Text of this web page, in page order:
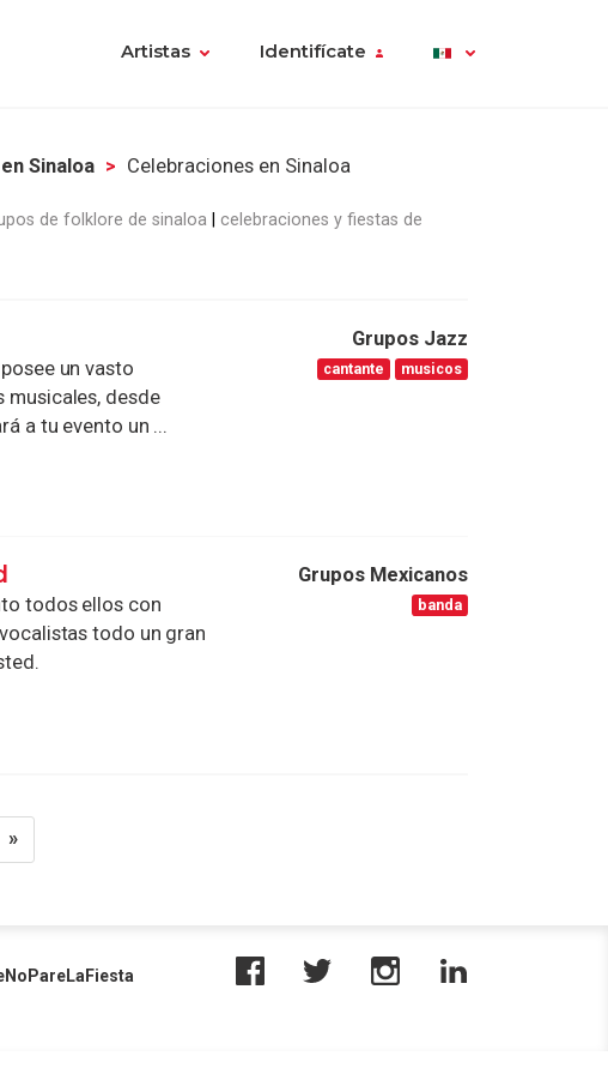
Artistas Identifícate
Sinaloa Celebraciones en Sinaloa
de folklore de sinaloa
celebraciones y fiestas de
un vasto
desde
a tu evento un ...
Grupos Jazz
cantante musicos
todos ellos con
todo un gran
Grupos Mexicanos
banda
»